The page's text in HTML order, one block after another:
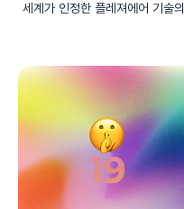
세계가 인정한 플레져에어 기술의